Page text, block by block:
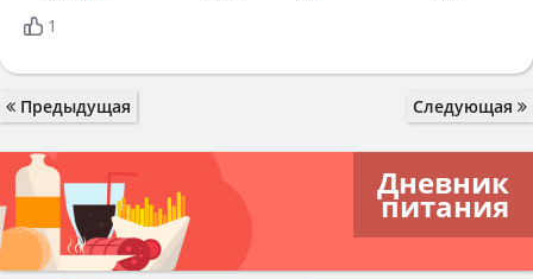
1
Предыдущая Следующая
Дневник
питания